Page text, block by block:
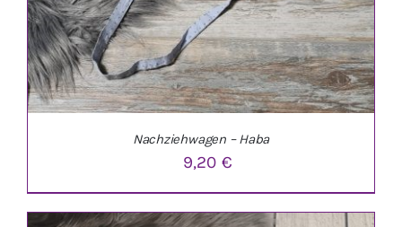
Nachziehwagen – Haba
9,20€